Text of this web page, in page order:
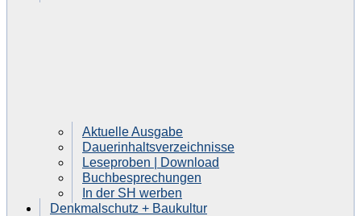
Aktuelle Ausgabe
Dauerinhaltsverzeichnisse
Leseproben | Download
Buchbesprechungen
In der SH werben
Denkmalschutz + Baukultur